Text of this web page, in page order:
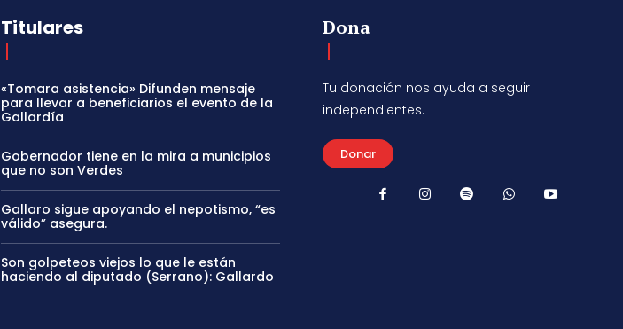
Titulares
«Tomara asistencia» Difunden mensaje
para llevar a beneficiarios el evento de la
Gallardía
Gobernador tiene en la mira a municipios
que no son Verdes
Gallaro sigue apoyando el nepotismo, “es
válido” asegura.
Son golpeteos viejos lo que le están
haciendo al diputado (Serrano): Gallardo
Dona
Tu donación nos ayuda a seguir
independientes.
Donar